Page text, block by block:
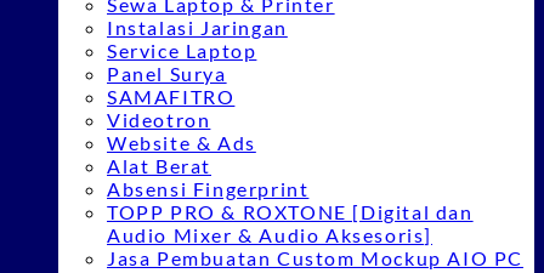
Instalasi Jaringan
Service Laptop
Panel Surya
SAMAFITRO
Videotron
Website & Ads
Alat Berat
Absensi Fingerprint
TOPP PRO & ROXTONE [Digital dan
Audio Mixer & Audio Aksesoris]
Jasa Pembuatan Custom Mockup AIO PC